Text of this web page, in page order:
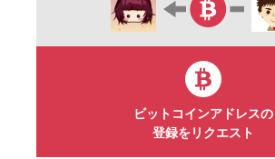
ビットコインアドレスの
登録をリクエスト